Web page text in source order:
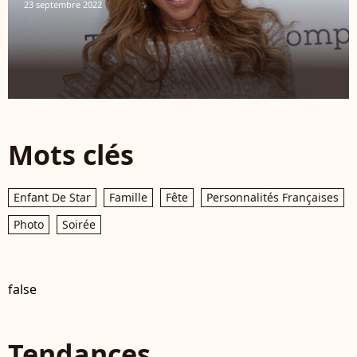
23 septembre 2022
Mots clés
Enfant De Star Famille Fête
Personnalités Françaises
Photo
Soirée
false